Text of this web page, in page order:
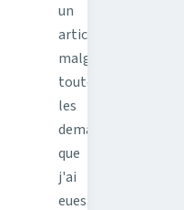
un
article
malgré
toutes
les
demandes
que
j'ai
eues.